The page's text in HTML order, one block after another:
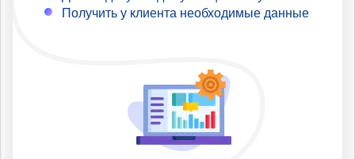
Получить у клиента необходимые данные